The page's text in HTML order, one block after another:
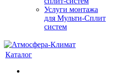
Услуги монтажа
для Мульти-Сплит
систем
Каталог